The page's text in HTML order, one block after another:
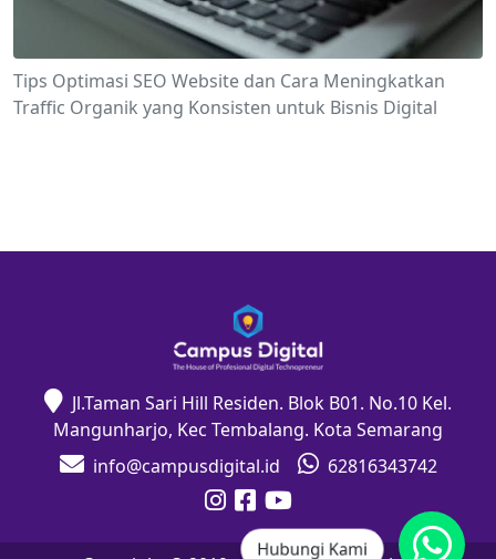
Tips Optimasi SEO Website dan Cara Meningkatkan
Traffic Organik yang Konsisten untuk Bisnis Digital
Jl.Taman Sari Hill Residen. Blok B01. No.10 Kel.
Mangunharjo, Kec Tembalang. Kota Semarang
info@campusdigital.id
62816343742
Hubungi Kami